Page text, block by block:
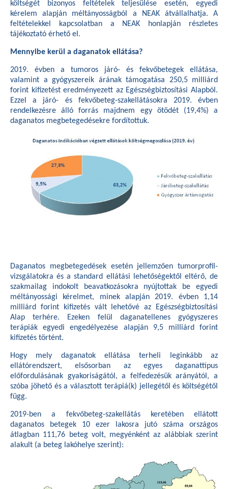
költségét bizonyos feltételek teljesülése esetén, egyedi
kérelem alapján méltányosságból a NEAK átvállalhatja. A
feltételekkel kapcsolatban a NEAK honlapján részletes
tájékoztató érhető el.
Mennyibe kerül a daganatok ellátása?
2019. évben a tumoros járó- és fekvőbetegek ellátása,
valamint a gyógyszereik árának támogatása 250,5 milliárd
forint kifizetést eredményezett az Egészségbiztosítási Alapból.
Ezzel a járó- és fekvőbeteg-szakellátásokra 2019. évben
rendelkezésre álló forrás majdnem egy ötödét (19,4%) a
daganatos megbetegedésekre fordítottuk.
Daganatos megbetegedések esetén jellemzően tumorprofil-
vizsgálatokra és a standard ellátási lehetőségektől eltérő, de
szakmailag indokolt beavatkozásokra nyújtottak be egyedi
méltányossági kérelmet, minek alapján 2019. évben 1,14
milliárd forint kifizetés vált lehetővé az Egészségbiztosítási
Alap terhére. Ezeken felül daganatellenes gyógyszeres
terápiák egyedi engedélyezése alapján 9,5 milliárd forint
kifizetés történt.
Hogy mely daganatok ellátása terheli leginkább az
ellátórendszert, elsősorban az egyes daganattípus
előfordulásának gyakoriságától, a felfedezésük arányától, a
szóba jöhető és a választott terápiá(k) jellegétől és költségétől
függ.
2019-ben a fekvőbeteg-szakellátás keretében ellátott
daganatos betegek 10 ezer lakosra jutó száma országos
átlagban 111,76 beteg volt, megyénként az alábbiak szerint
alakult (a beteg lakóhelye szerint):